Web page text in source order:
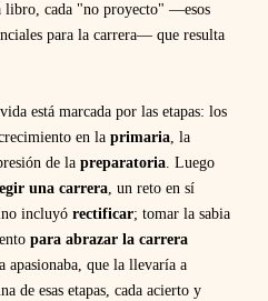
libro, cada "no proyecto" —esos
para la carrera— que resulta
está marcada por las etapas: los
crecimiento en la primaria , la
de la preparatoria . Luego
una carrera , un reto en sí
incluyó rectificar; tomar la sabia
para abrazar la carrera
apasionaba, que la llevaría a
de esas etapas, cada acierto y